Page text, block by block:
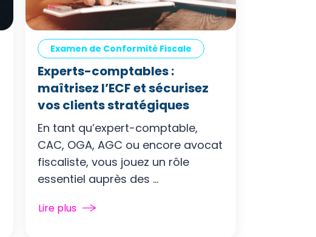
Examen de Conformité Fiscale
Experts-comptables :
maîtrisez l’ECF et sécurisez
vos clients stratégiques
En tant qu’expert-comptable,
CAC, OGA, AGC ou encore avocat
fiscaliste, vous jouez un rôle
essentiel auprès des ...
Lire plus